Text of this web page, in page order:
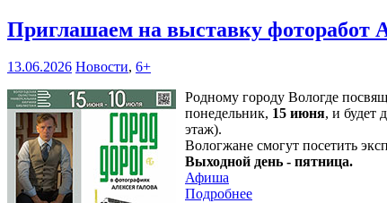
Приглашаем на выставку фоторабот
13.06.2026 Новости, 6+
Родному городу Вологде
понедельник, 15 июня, и будет
этаж).
Вологжане смогут посетить
Выходной день - пятница.
Афиша
Подробнее